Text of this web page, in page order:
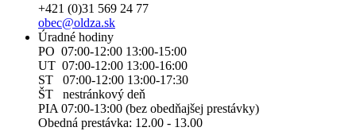
+421 (0)31 569 24 77
obec@oldza.sk
Úradné hodiny
PO 07:00-12:00 13:00-15:00
UT 07:00-12:00 13:00-16:00
ST 07:00-12:00 13:00-17:30
ŠT nestránkový deň
PIA 07:00-13:00 (bez obedňajšej prestávky)
Obedná prestávka: 12.00 - 13.00